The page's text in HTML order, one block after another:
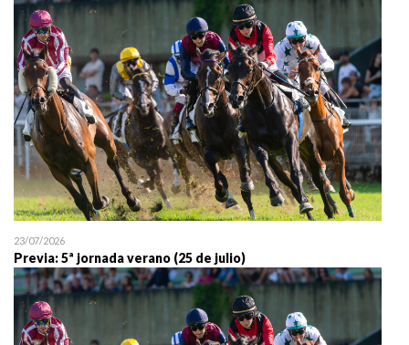
23/07/2026
Previa: 5ª jornada verano (25 de julio)